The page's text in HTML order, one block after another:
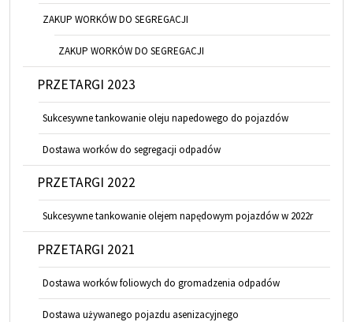
ZAKUP WORKÓW DO SEGREGACJI
ZAKUP WORKÓW DO SEGREGACJI
PRZETARGI 2023
Sukcesywne tankowanie oleju napedowego do pojazdów
Dostawa worków do segregacji odpadów
PRZETARGI 2022
Sukcesywne tankowanie olejem napędowym pojazdów w 2022r
PRZETARGI 2021
Dostawa worków foliowych do gromadzenia odpadów
Dostawa używanego pojazdu asenizacyjnego